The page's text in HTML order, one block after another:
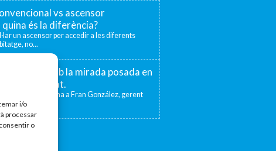
i/o
processar
o
vs ascensor
és la diferència?
un ascensor per accedir a les diferents
no...
75 anys amb la mirada posada en
i la proximitat.
de TV Girona a Fran González, gerent
17 de...